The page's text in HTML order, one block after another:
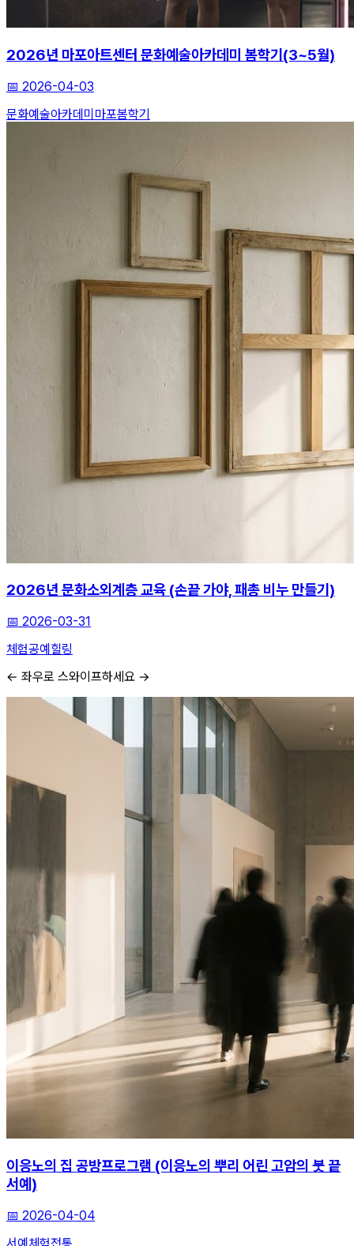
2026년 마포아트센터 문화예술아카데미 봄학기(3~5월)
📅 2026-04-03
문화예술아카데미 마포봄학기
2026년 문화소외계층 교육 (손끝 가야, 패총 비누 만들기)
📅 2026-03-31
체험공예힐링
← 좌우로 스와이프하세요 →
이응노의 집 공방프로그램 (이응노의 뿌리 어린 고암의 붓 끝
서예)
📅 2026-04-04
서예체험전통